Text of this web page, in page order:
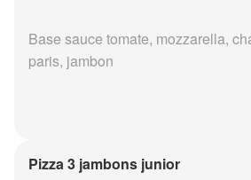
Base sauce tomate, mozzarella,
paris, jambon
Pizza 3 jambons junior